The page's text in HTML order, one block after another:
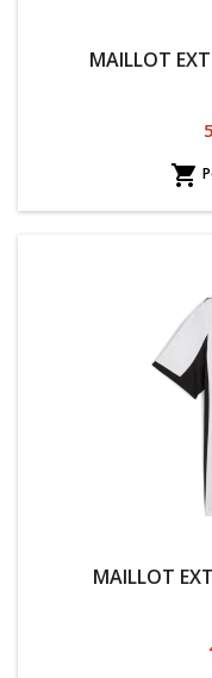
MAILLOT

MAILLOT